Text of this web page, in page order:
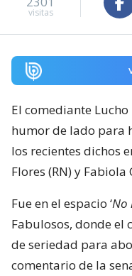
visitas
El comediante
humor de lado para
los recientes dichos
Flores (RN) y
Fue en el espacio ‘No
Fabulosos, donde
de seriedad para
comentario de la